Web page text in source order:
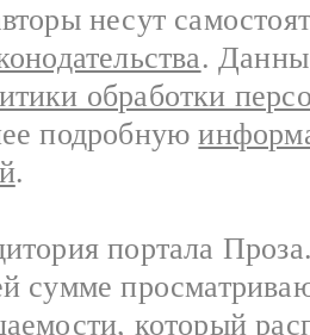
несут
.
обработки
подробную
.
портала
сумме
который